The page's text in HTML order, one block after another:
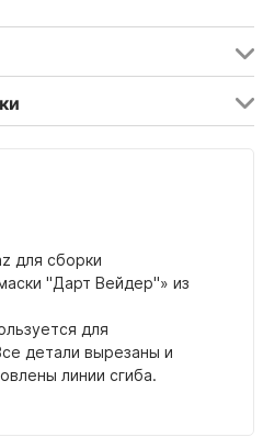
для сборки
"Дарт Вейдер"» из
для
детали вырезаны и
линии сгиба.